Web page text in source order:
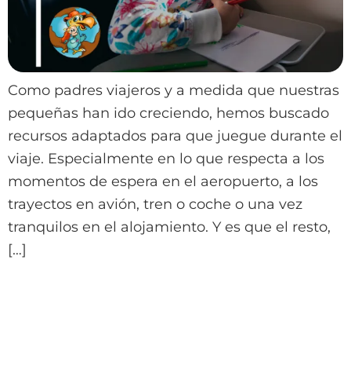
Como padres viajeros y a medida que nuestras
pequeñas han ido creciendo, hemos buscado
recursos adaptados para que juegue durante el
viaje. Especialmente en lo que respecta a los
momentos de espera en el aeropuerto, a los
trayectos en avión, tren o coche o una vez
tranquilos en el alojamiento. Y es que el resto,
[…]